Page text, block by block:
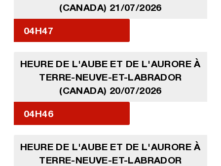
(CANADA) 21/07/2026
04H47
HEURE DE L'AUBE ET DE L'AURORE À
TERRE-NEUVE-ET-LABRADOR
(CANADA) 20/07/2026
04H46
HEURE DE L'AUBE ET DE L'AURORE À
TERRE-NEUVE-ET-LABRADOR